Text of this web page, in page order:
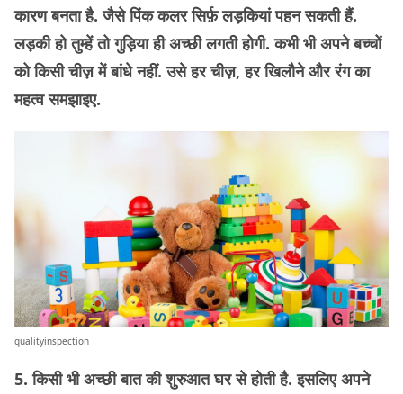
कारण बनता है. जैसे पिंक कलर सिर्फ़ लड़कियां पहन सकती हैं.
लड़की हो तुम्हें तो गुड़िया ही अच्छी लगती होगी. कभी भी अपने बच्चों
को किसी चीज़ में बांधे नहीं. उसे हर चीज़, हर खिलौने और रंग का
महत्व समझाइए.
qualityinspection
5. किसी भी अच्छी बात की शुरुआत घर से होती है. इसलिए अपने